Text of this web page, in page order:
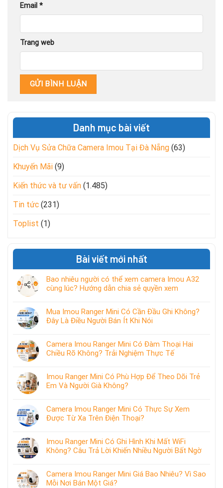
Email *
Trang web
Danh mục bài viết
Dịch Vụ Sửa Chữa Camera Imou Tại Đà Nẵng (63)
Khuyến Mãi (9)
Kiến thức và tư vấn (1.485)
Tin tức (231)
Toplist (1)
Bài viết mới nhất
Bao nhiêu người có thể xem camera Imou A32
cùng lúc? Hướng dẫn chia sẻ quyền xem
Mua Imou Ranger Mini Có Cần Đầu Ghi Không?
Đây Là Điều Người Bán Ít Khi Nói
Camera Imou Ranger Mini Có Đàm Thoại Hai
Chiều Rõ Không? Trải Nghiệm Thực Tế
Imou Ranger Mini Có Phù Hợp Để Theo Dõi Trẻ
Em Và Người Già Không?
Camera Imou Ranger Mini Có Thực Sự Xem
Được Từ Xa Trên Điện Thoại?
Imou Ranger Mini Có Ghi Hình Khi Mất WiFi
Không? Câu Trả Lời Khiến Nhiều Người Bất Ngờ
Camera Imou Ranger Mini Giá Bao Nhiêu? Vì Sao
Mỗi Nơi Bán Một Giá?